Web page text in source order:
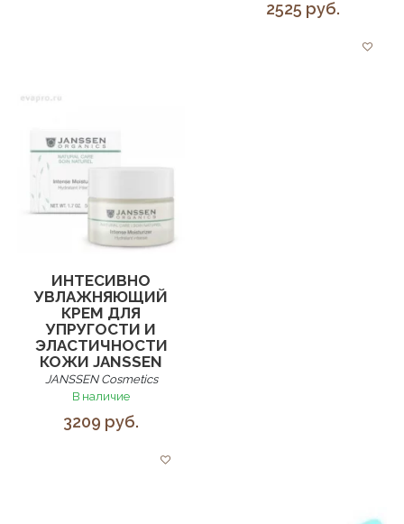
2525 руб.
ИНТЕСИВНО
УВЛАЖНЯЮЩИЙ
КРЕМ ДЛЯ
УПРУГОСТИ И
ЭЛАСТИЧНОСТИ
КОЖИ JANSSEN
JANSSEN Cosmetics
В наличие
3209 руб.